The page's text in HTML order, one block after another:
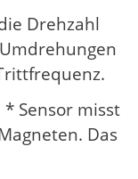
Drehzahl
* Sensor misst
Das